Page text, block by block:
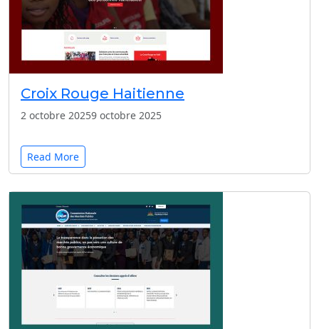
Croix Rouge Haitienne
2 octobre 20259 octobre 2025
Read More